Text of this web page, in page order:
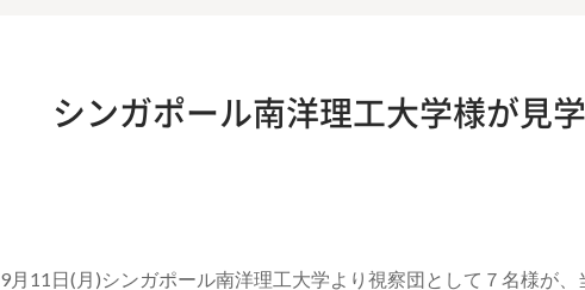
シンガポール南洋理工大学様が見
9月11日(月)シンガポール南洋理工大学より視察団として７名様が、